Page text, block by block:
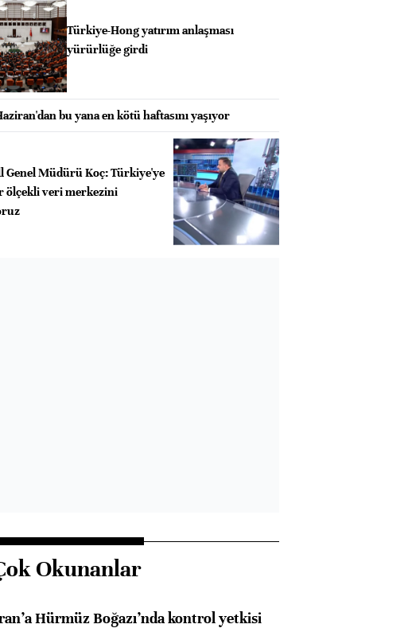
Türkiye-Hong yatırım anlaşması
yürürlüğe girdi
bu yana en kötü haftasını yaşıyor
Genel Müdürü Koç: Türkiye'ye
ölçekli veri merkezini
Okunanlar
Hürmüz Boğazı’nda kontrol yetkisi